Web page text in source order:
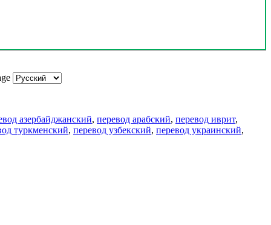
азербайджанский, перевод арабский, перевод иврит,
туркменский, перевод узбекский, перевод украинский,